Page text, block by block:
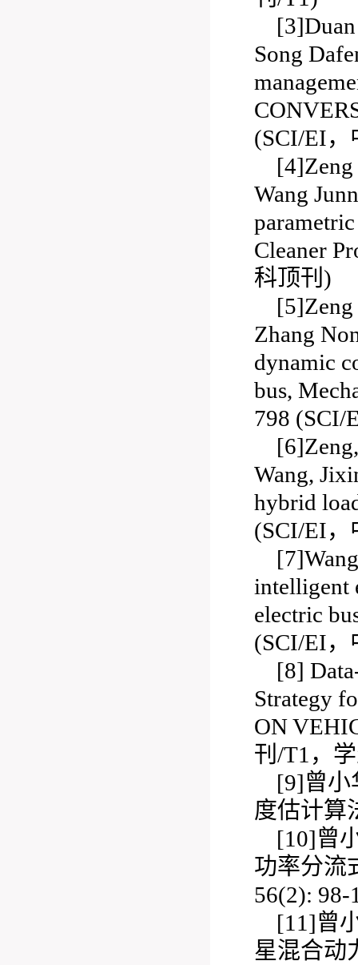
Song
(SCI/EI
[4]Zeng
Wang
Cleaner
科顶刊)
[5]Zeng
Zhang
dynamic
bus,
798 (SCI/
Wang,
hybrid
(SCI/EI
intelligent
electric
(SCI/EI
[8]
Strategy
ON
刊/T1，
[9]曾小
度估计算
[10]曾
功率分流
56(2):
[11]曾
星混合动